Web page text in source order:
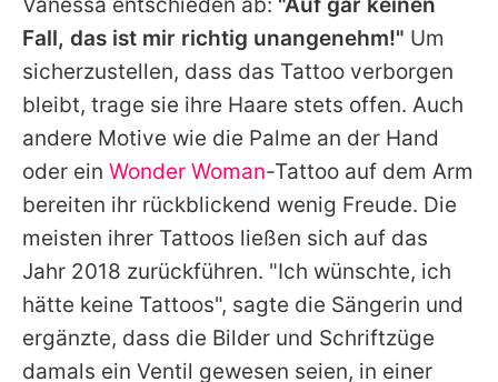
Fall, das ist mir richtig unangenehm!" Um
sicherzustellen, dass das Tattoo verborgen
bleibt, trage sie ihre Haare stets offen. Auch
andere Motive wie die Palme an der Hand
oder ein Wonder Woman-Tattoo auf dem Arm
bereiten ihr rückblickend wenig Freude. Die
meisten ihrer Tattoos ließen sich auf das
Jahr 2018 zurückführen. "Ich wünschte, ich
hätte keine Tattoos", sagte die Sängerin und
ergänzte, dass die Bilder und Schriftzüge
damals ein Ventil gewesen seien, in einer